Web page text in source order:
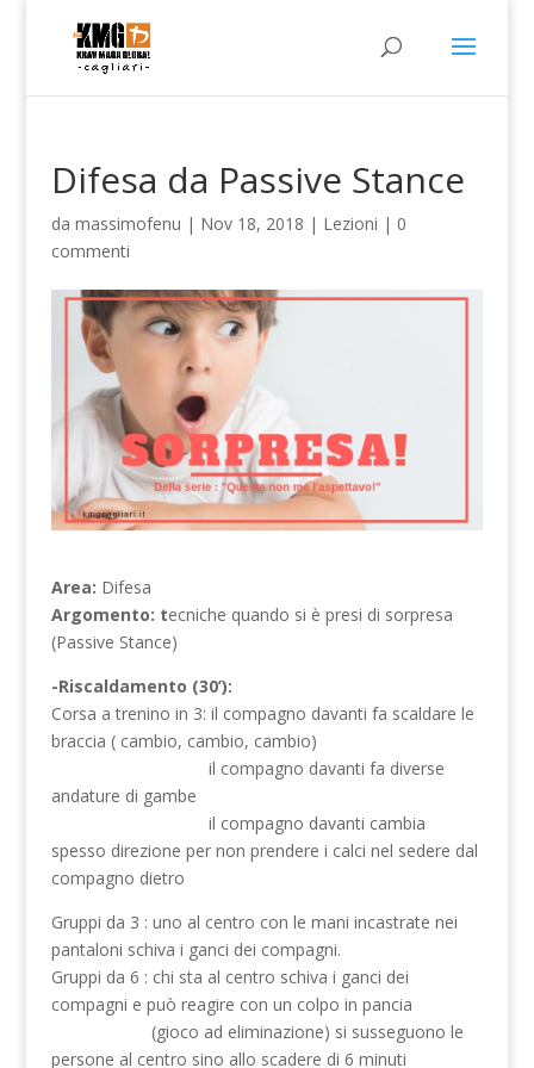
Difesa da Passive Stance
da massimofenu | Nov 18, 2018 | Lezioni | 0
commenti
Area: Difesa
Argomento: tecniche quando si è presi di sorpresa
(Passive Stance)
-Riscaldamento (30’):
Corsa a trenino in 3: il compagno davanti fa scaldare le
braccia ( cambio, cambio, cambio)
il compagno davanti fa diverse
andature di gambe
il compagno davanti cambia
spesso direzione per non prendere i calci nel sedere dal
compagno dietro
Gruppi da 3 : uno al centro con le mani incastrate nei
pantaloni schiva i ganci dei compagni.
Gruppi da 6 : chi sta al centro schiva i ganci dei
compagni e può reagire con un colpo in pancia
(gioco ad eliminazione) si susseguono le
persone al centro sino allo scadere di 6 minuti